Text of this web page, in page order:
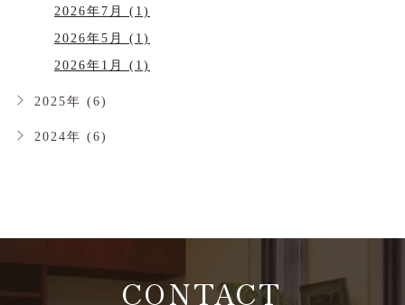
2026年7月 (1)
2026年5月 (1)
2026年1月 (1)
2025年 (6)
2024年 (6)
CONTACT